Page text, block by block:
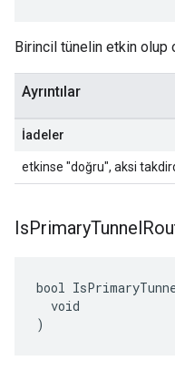
Birincil tünelin etkin olup
Ayrıntılar
İadeler
etkinse "doğru", aksi
IsPrimaryTunnel
bool
  void
)